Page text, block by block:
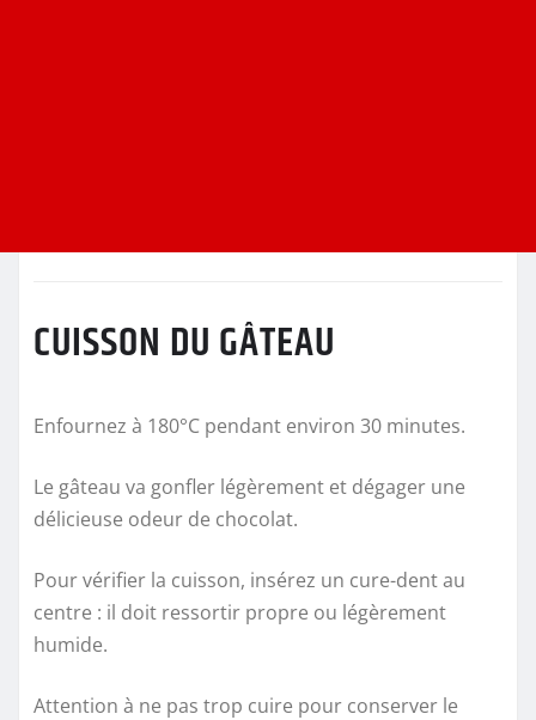
CUISSON DU GÂTEAU
Enfournez à 180°C pendant environ 30 minutes.
Le gâteau va gonfler légèrement et dégager une
délicieuse odeur de chocolat.
Pour vérifier la cuisson, insérez un cure-dent au
centre : il doit ressortir propre ou légèrement
humide.
Attention à ne pas trop cuire pour conserver le